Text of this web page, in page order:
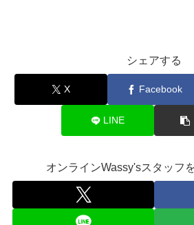
シェアする
X Facebook
LINE
オンラインWassy'sスタッフ